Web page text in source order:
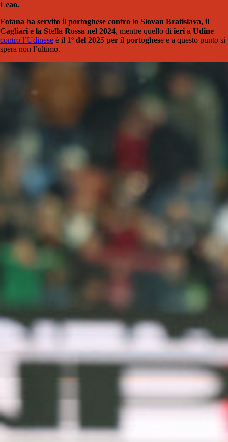
Leao.
Fofana ha servito il portoghese contro lo Slovan Bratislava, il
Cagliari e la Stella Rossa nel 2024, mentre quello di ieri a Udine
contro l’Udinese è il 1º del 2025 per il portoghese e a questo punto si
spera non l’ultimo.